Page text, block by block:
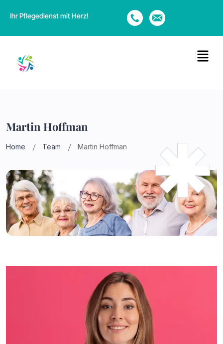
Ihr Pflegedienst mit Herz!
Martin Hoffman
Home Team Martin Hoffman